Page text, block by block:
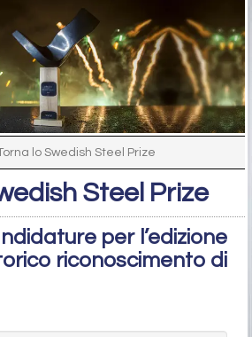
lo Swedish Steel Prize
Steel Prize
per l’edizione
riconoscimento di